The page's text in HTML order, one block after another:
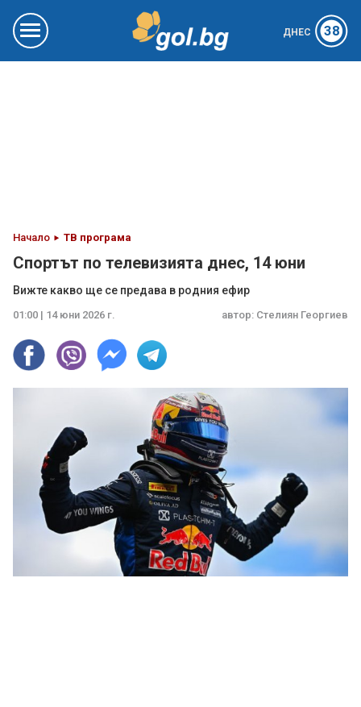
ДНЕС 38
Начало ТВ програма
Спортът по телевизията днес, 14 юни
Вижте какво ще се предава в родния ефир
01:00 | 14 юни 2026 г. автор: Стелиян Георгиев